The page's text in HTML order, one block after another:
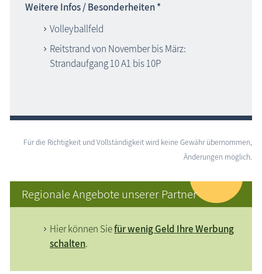
Weitere Infos / Besonderheiten *
Volleyballfeld
Reitstrand von November bis März:
Strandaufgang 10 A1 bis 10P
Für die Richtigkeit und Vollständigkeit wird keine Gewähr übernommen,
Änderungen möglich.
Regionale Angebote unserer Partner
Hier können Siefür wenig Geld Ihre Werbung
schalten.